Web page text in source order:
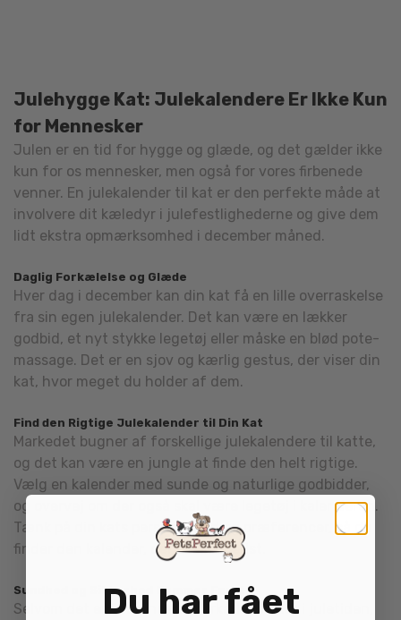
Julehygge Kat: Julekalendere Er Ikke Kun
for Mennesker
Julen er en tid for hygge og glæde, og det gælder ikke
kun for os mennesker, men også for vores firbenede
venner. En julekalender til kat er den perfekte måde at
involvere dit kæledyr i julefestlighederne og give dem
lidt ekstra opmærksomhed i december måned.
Daglig Forkælelse og Glæde
Hver dag i december kan din kat få en lille overraskelse
fra sin egen julekalender. Det kan være en lækker
godbid, et nyt stykke legetøj eller måske en blød pote-
massage. Det er en sjov og kærlig gestus, der viser din
kat, hvor meget du holder af dem.
Find den Rigtige Julekalender til Din Kat
Markedet bugner af forskellige julekalendere til katte,
og det kan være en jungle at finde den helt rigtige.
Vælg en kalender med sunde og naturlige godbidder,
og overvej om der også skal være legetøj i kalenderen.
Tænk på din kats personlighed og præferencer, så du
finder den kalender, der passer bedst.
Sundhed og Sikkerhed Kommer Først
Selvom det er fristende at forkæle din kat i juletiden,
Du har fået